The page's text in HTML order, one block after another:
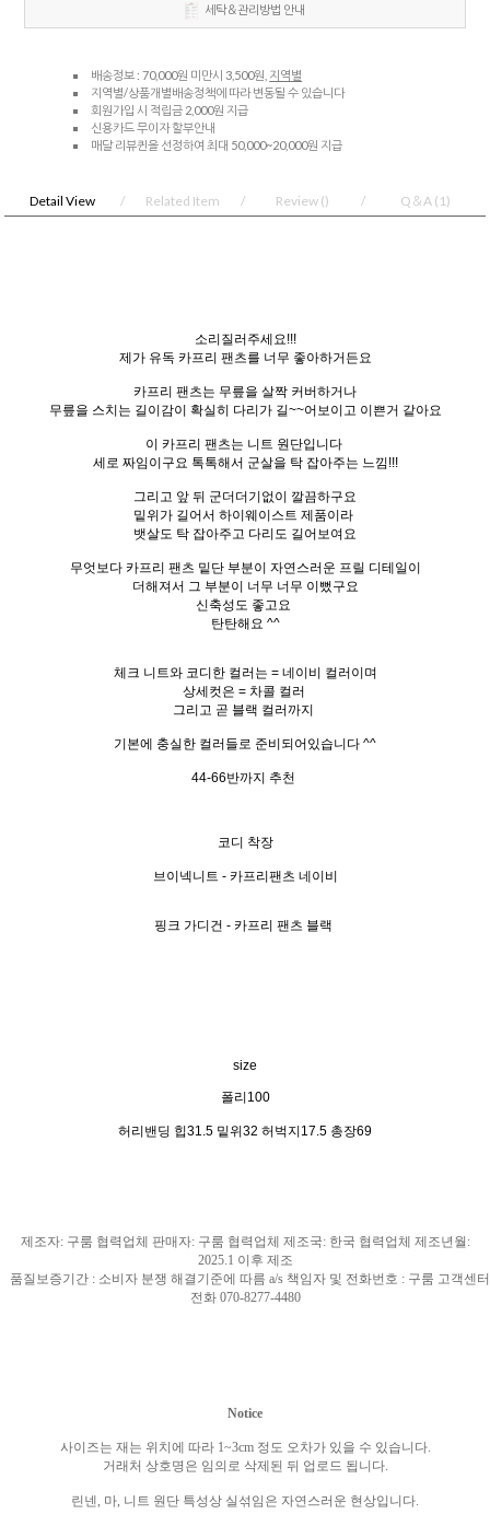
세탁＆관리방법 안내
배송정보 : 70,000원 미만시 3,500원, 지역별
지역별/상품개별배송정책에 따라 변동될 수 있습니다
회원가입 시 적립금 2,000원 지급
신용카드 무이자 할부안내
매달 리뷰퀸을 선정하여 최대 50,000~20,000원 지급
Detail View Related Item Review () Q＆A (1)
소리질러주세요!!!
제가 유독 카프리 팬츠를 너무 좋아하거든요
카프리 팬츠는 무릎을 살짝 커버하거나
무릎을 스치는 길이감이 확실히 다리가 길~~어보이고 이쁜거 같아요
이 카프리 팬츠는 니트 원단입니다
세로 짜임이구요 톡톡해서 군살을 탁 잡아주는 느낌!!!
그리고 앞 뒤 군더더기없이 깔끔하구요
밑위가 길어서 하이웨이스트 제품이라
뱃살도 탁 잡아주고 다리도 길어보여요
무엇보다 카프리 팬츠 밑단 부분이 자연스러운 프릴 디테일이
더해져서 그 부분이 너무 너무 이뻤구요
신축성도 좋고요
탄탄해요 ^^
체크 니트와 코디한 컬러는 = 네이비 컬러이며
상세컷은 = 차콜 컬러
그리고 곧 블랙 컬러까지
기본에 충실한 컬러들로 준비되어있습니다 ^^
44-66반까지 추천
코디 착장
브이넥니트 - 카프리팬츠 네이비
핑크 가디건 - 카프리 팬츠 블랙
size
폴리100
허리밴딩 힙31.5 밑위32 허벅지17.5 총장69
제조자: 구룸 협력업체 판매자: 구룸 협력업체 제조국: 한국 협력업체 제조년월 :
2025.1 이후 제조
품질보증기간 : 소비자 분쟁 해결기준에 따름 a/s 책임자 및 전화번호 : 구룸 고객센터
전화 070-8277-4480
Notice
사이즈는 재는 위치에 따라 1~3cm 정도 오차가 있을 수 있습니다.
거래처 상호명은 임의로 삭제된 뒤 업로드 됩니다.
린넨, 마, 니트 원단 특성상 실섞임은 자연스러운 현상입니다.